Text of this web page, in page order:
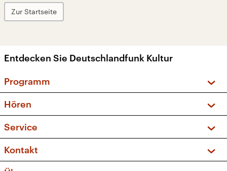
Zur Startseite
Entdecken Sie Deutschlandfunk Kultur
Programm
Sendungen und Podcasts
Musikliste
Kakadu – Das Kinderprogramm
Hören
Frequenzen (UKW + DAB+)
Service
FAQ
Apps
Kontakt